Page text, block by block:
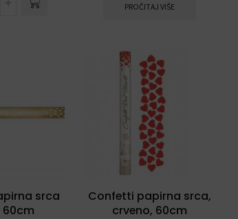
PROČITAJ VIŠE
srca
Confetti papirna srca,
crveno, 60cm